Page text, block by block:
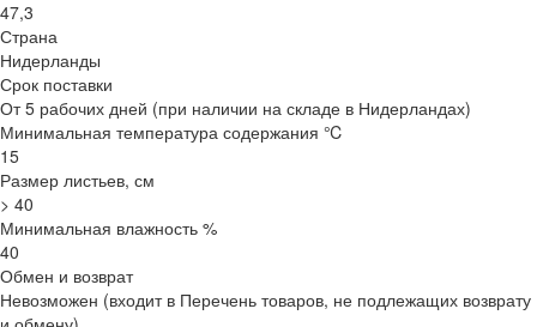
47,3
Страна
Нидерланды
Срок поставки
От 5 рабочих дней (при наличии на складе в Нидерландах)
Минимальная температура содержания ℃
15
Размер листьев, см
> 40
Минимальная влажность %
40
Обмен и возврат
Невозможен (входит в Перечень товаров, не подлежащих возврату